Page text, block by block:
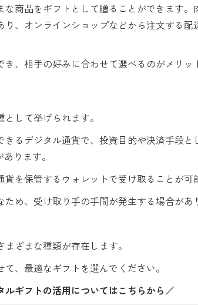
商品をギフトとして贈ることができます。
、オンラインショップなどから注文する配
、相手の好みに合わせて選べるのがメリッ
して挙げられます。
るデジタル通貨で、投資目的や決済手段と
ります。
を保管するウォレットで受け取ることが可
め、受け取り手の手間が発生する場合があ
ざまな種類が存在します。
、最適なギフトを選んでください。
ギフトの活用についてはこちらから／